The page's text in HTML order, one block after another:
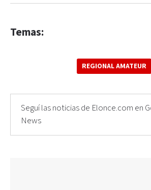
Temas:
REGIONAL AMATEUR
Seguí las noticias de Elonce.com en
News